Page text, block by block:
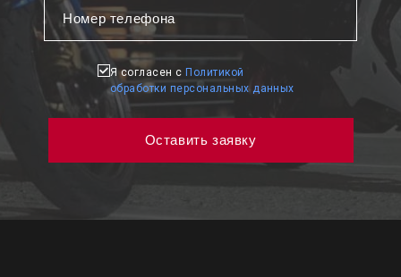
Я согласен с Политикой
обработки персональных данных